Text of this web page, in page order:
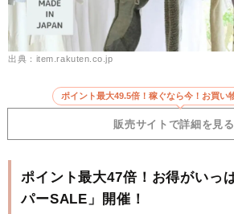
出典：item.rakuten.co.jp
ポイント最大49.5倍！稼ぐなら今！お買い
販売サイトで詳細を見る
ポイント最大47倍！お得がいっ
パーSALE」開催！